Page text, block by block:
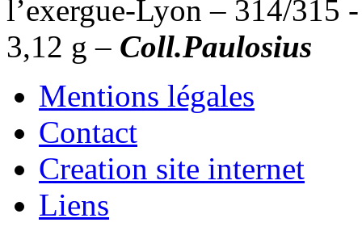
l’exergue-Lyon – 314/315
3,12 g – Coll.Paulosius
Mentions légales
Contact
Creation site internet
Liens